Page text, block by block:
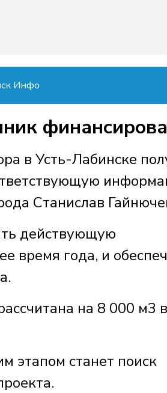
Инфо
в Усть-Лабинске
Станислав
действующую
время года, и
на 8 000 м3 в
этапом станет поиск